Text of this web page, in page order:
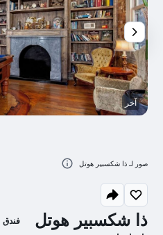
ذا شكسبير هوتل فندق
آخر
صور لـ ذا شكسبير هوتل